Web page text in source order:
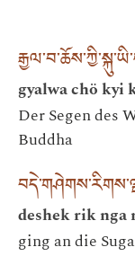
gyalwa chö kyi
Der Segen des
Buddha
deshek rik nga
ging an die